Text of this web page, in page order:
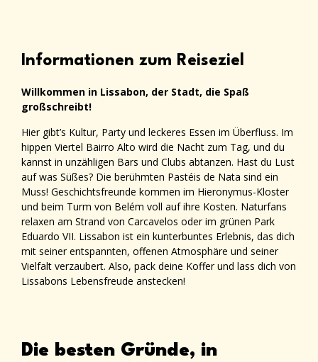
Informationen zum Reiseziel
Willkommen in Lissabon, der Stadt, die Spaß
großschreibt!
Hier gibt’s Kultur, Party und leckeres Essen im Überfluss. Im
hippen Viertel Bairro Alto wird die Nacht zum Tag, und du
kannst in unzähligen Bars und Clubs abtanzen. Hast du Lust
auf was Süßes? Die berühmten Pastéis de Nata sind ein
Muss! Geschichtsfreunde kommen im Hieronymus-Kloster
und beim Turm von Belém voll auf ihre Kosten. Naturfans
relaxen am Strand von Carcavelos oder im grünen Park
Eduardo VII. Lissabon ist ein kunterbuntes Erlebnis, das dich
mit seiner entspannten, offenen Atmosphäre und seiner
Vielfalt verzaubert. Also, pack deine Koffer und lass dich von
Lissabons Lebensfreude anstecken!
Die besten Gründe, in